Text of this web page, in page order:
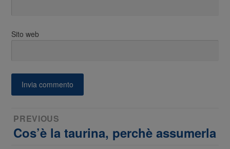
Sito web
Navigazione
articoli
PREVIOUS
Previous
Cos’è la taurina, perchè assumerla